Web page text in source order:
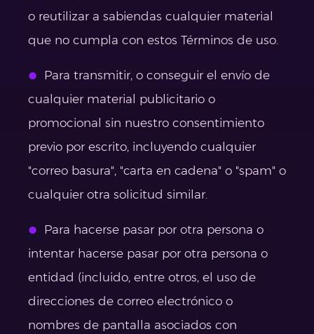
o reutilizar a sabiendas cualquier material
que no cumpla con estos Términos de uso.
Para transmitir, o conseguir el envío de
cualquier material publicitario o
promocional sin nuestro consentimiento
previo por escrito, incluyendo cualquier
"correo basura", "carta en cadena" o "spam" o
cualquier otra solicitud similar.
Para hacerse pasar por otra persona o
intentar hacerse pasar por otra persona o
entidad (incluido, entre otros, el uso de
direcciones de correo electrónico o
nombres de pantalla asociados con